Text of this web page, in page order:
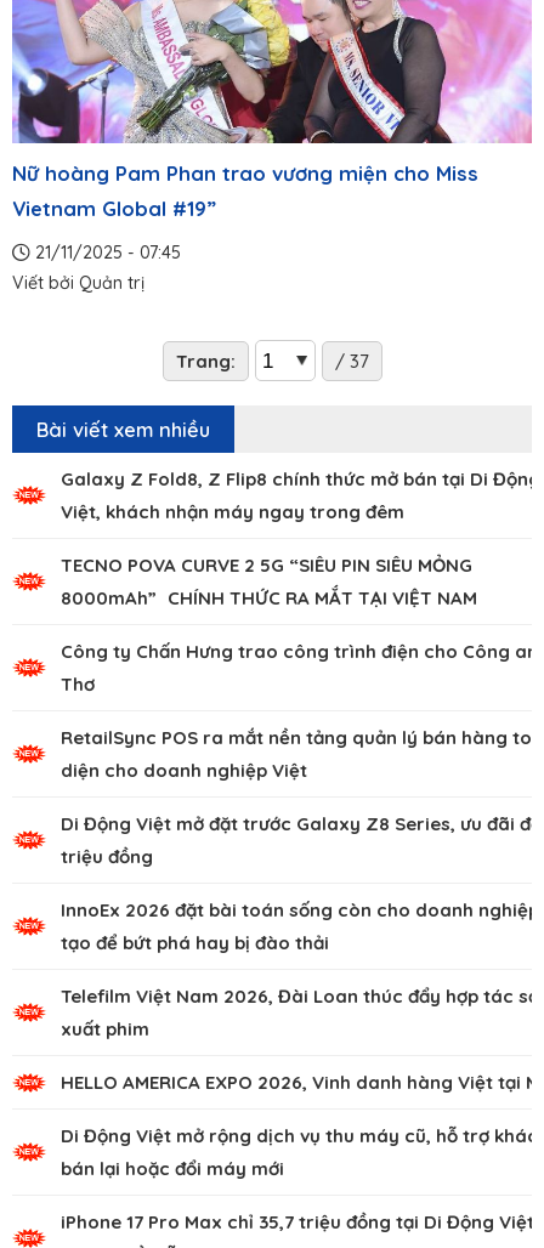
Nữ hoàng Pam Phan trao vương miện cho Miss
Vietnam Global #19”
21/11/2025 - 07:45
Viết bởi Quản trị
Trang: / 37
Bài viết xem nhiều
Galaxy Z Fold8, Z Flip8 chính thức mở bán tại Di Động
Việt, khách nhận máy ngay trong đêm
TECNO POVA CURVE 2 5G “SIÊU PIN SIÊU MỎNG
8000mAh” CHÍNH THỨC RA MẮT TẠI VIỆT NAM
Công ty Chấn Hưng trao công trình điện cho Công an
Thơ
RetailSync POS ra mắt nền tảng quản lý bán hàng
diện cho doanh nghiệp Việt
Di Động Việt mở đặt trước Galaxy Z8 Series, ưu đãi
triệu đồng
InnoEx 2026 đặt bài toán sống còn cho doanh
tạo để bứt phá hay bị đào thải
Telefilm Việt Nam 2026, Đài Loan thúc đẩy hợp tác
xuất phim
HELLO AMERICA EXPO 2026, Vinh danh hàng Việt tại
Di Động Việt mở rộng dịch vụ thu máy cũ, hỗ trợ
bán lại hoặc đổi máy mới
iPhone 17 Pro Max chỉ 35,7 triệu đồng tại Di Động Việt